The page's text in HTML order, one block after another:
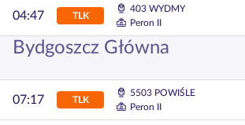
04:47 TLK
403 WYDMY
Peron II
Bydgoszcz Główna
07:17 TLK
5503 POWIŚLE
Peron II